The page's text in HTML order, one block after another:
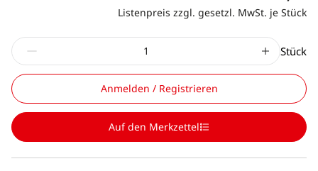
Listenpreis zzgl. gesetzl. MwSt. je Stück
Stück
Anmelden / Registrieren
Auf den Merkzettel